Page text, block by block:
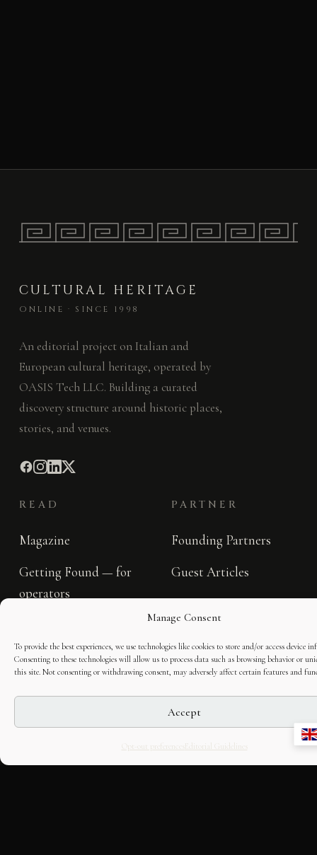
Manage Consent
To provide the best experiences, we use technologies like cookies to store and/or access device
Consenting to these technologies will allow us to process data such as browsing behavior or
this site. Not consenting or withdrawing consent, may adversely affect certain features and
Accept
Opt-out preferencesEditorial Guidelines
CULTURAL HERITAGE
ONLINE · SINCE 1998
An editorial project on Italian and
European cultural heritage, operated by
OASIS Tech LLC. Building a curated
discovery structure around historic places,
stories, and venues.
READ
Magazine
Getting Found — for
operators
Archive (Italian)
PARTNER
Founding Partners
Guest Articles
Contact the editors
HOUSE